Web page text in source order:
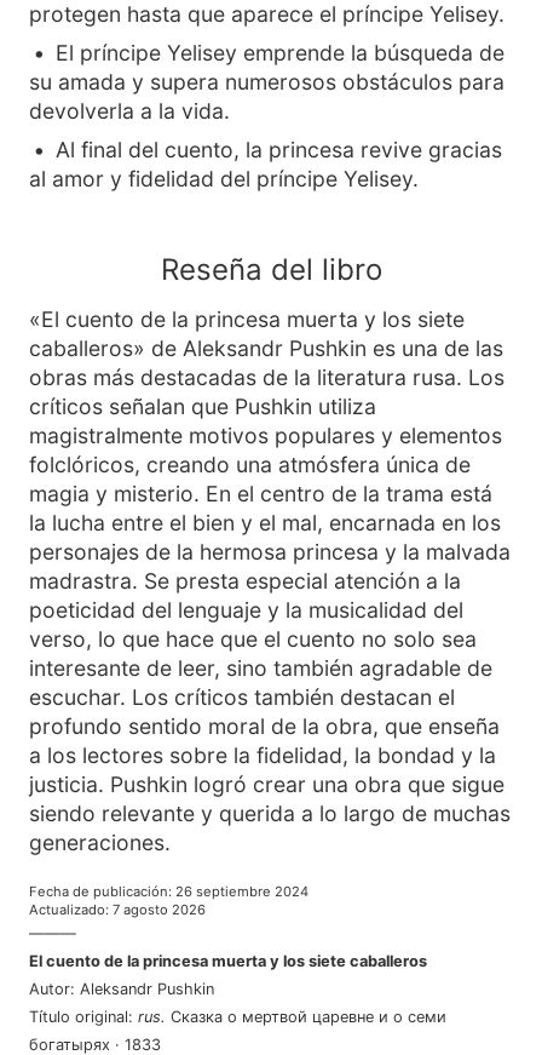
protegen hasta que aparece el príncipe Yelisey.
El príncipe Yelisey emprende la búsqueda de
su amada y supera numerosos obstáculos para
devolverla a la vida.
Al final del cuento, la princesa revive gracias
al amor y fidelidad del príncipe Yelisey.
Reseña del libro
«El cuento de la princesa muerta y los siete
caballeros» de Aleksandr Pushkin es una de las
obras más destacadas de la literatura rusa. Los
críticos señalan que Pushkin utiliza
magistralmente motivos populares y elementos
folclóricos, creando una atmósfera única de
magia y misterio. En el centro de la trama está
la lucha entre el bien y el mal, encarnada en los
personajes de la hermosa princesa y la malvada
madrastra. Se presta especial atención a la
poeticidad del lenguaje y la musicalidad del
verso, lo que hace que el cuento no solo sea
interesante de leer, sino también agradable de
escuchar. Los críticos también destacan el
profundo sentido moral de la obra, que enseña
a los lectores sobre la fidelidad, la bondad y la
justicia. Pushkin logró crear una obra que sigue
siendo relevante y querida a lo largo de muchas
generaciones.
Fecha de publicación: 26 septiembre 2024
Actualizado: 7 agosto 2026
———
El cuento de la princesa muerta y los siete caballeros
Autor: Aleksandr Pushkin
Título original: rus. Сказка о мертвой царевне и о семи
богатырях · 1833